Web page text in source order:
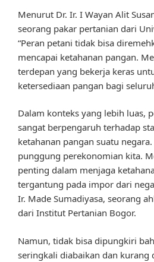
Menurut Dr. Ir. I Wayan Alit
seorang pakar pertanian dari
“Peran petani tidak bisa
mencapai ketahanan pangan.
terdepan yang bekerja keras
ketersediaan pangan bagi
Dalam konteks yang lebih luas,
sangat berpengaruh terhadap
ketahanan pangan suatu
punggung perekonomian kita.
penting dalam menjaga
tergantung pada impor dari
Ir. Made Sumadiyasa, seorang
dari Institut Pertanian Bogor.
Namun, tidak bisa dipungkiri
seringkali diabaikan dan kurang